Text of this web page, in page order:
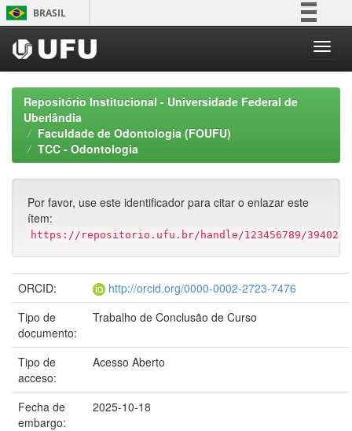
Skip
navigation
BRASIL
Participe
Acesso à informação
Legislação
Repositório Institucional - Universidade Federal de
Uberlândia
Faculdade de Odontologia (FOUFU)
TCC - Odontologia
Por favor, use este identificador para citar o enlazar este
ítem:
https://repositorio.ufu.br/handle/123456789/39402
ORCID:
http://orcid.org/0000-0002-2723-7476
Tipo de
documento:
Trabalho de Conclusão de Curso
Tipo de
acceso:
Acesso Aberto
Fecha de
embargo:
2025-10-18